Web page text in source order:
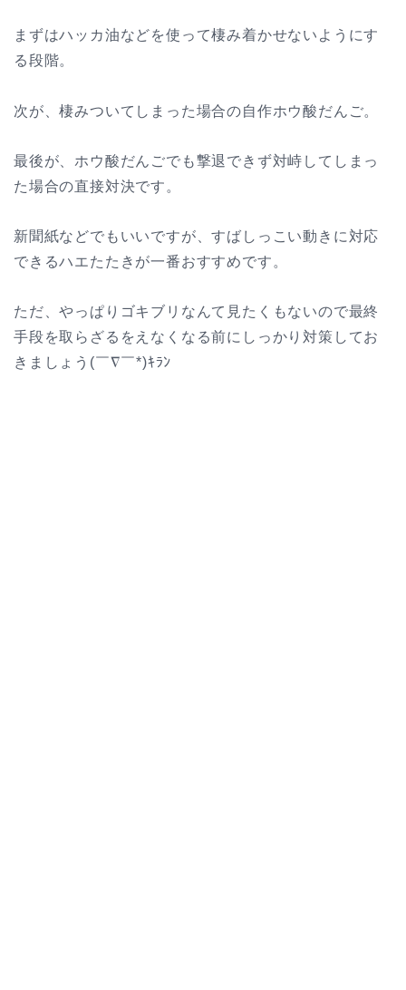
まずはハッカ油などを使って棲み着かせないようにす
る段階。
次が、棲みついてしまった場合の自作ホウ酸だんご。
最後が、ホウ酸だんごでも撃退できず対峙してしまっ
た場合の直接対決です。
新聞紙などでもいいですが、すばしっこい動きに対応
できるハエたたきが一番おすすめです。
ただ、やっぱりゴキブリなんて見たくもないので最終
手段を取らざるをえなくなる前にしっかり対策してお
きましょう(￣∇￣*)ｷﾗﾝ